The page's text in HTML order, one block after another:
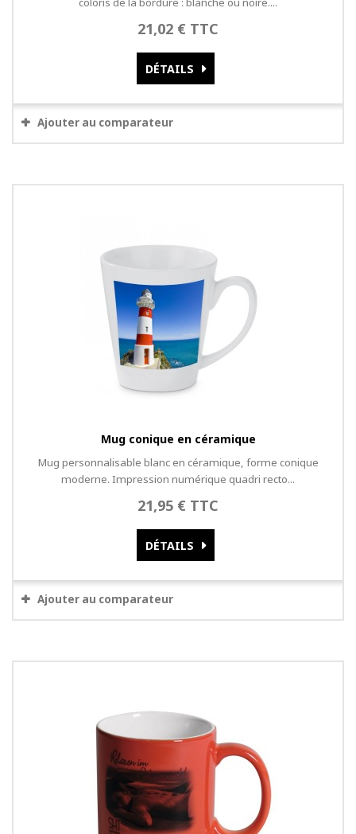
21,02 € TTC
DÉTAILS
Ajouter au comparateur
Mug conique en céramique
Mug personnalisable blanc en céramique, forme conique
moderne. Impression numérique quadri recto...
21,95 € TTC
DÉTAILS
Ajouter au comparateur